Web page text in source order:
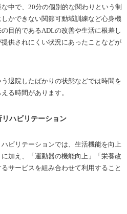
中で、20分の個別的な関わりという制
かできない関節可動域訓練など心身機
目的であるADLの改善や生活に根差し
供されにくい状況にあったことなどが
退院したばかりの状態などでは時間を
る時間があります。
ハビリテーション
ビリテーションでは、生活機能を向上
加え、「運動器の機能向上」「栄養改
サービスを組み合わせて利用すること